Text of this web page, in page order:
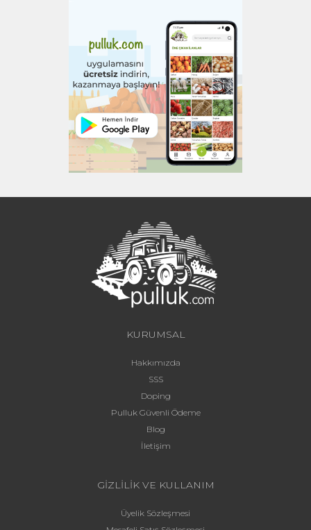
KURUMSAL
Hakkımızda
SSS
Doping
Pulluk Güvenli Ödeme
Blog
İletişim
GİZLİLİK VE KULLANIM
Üyelik Sözleşmesi